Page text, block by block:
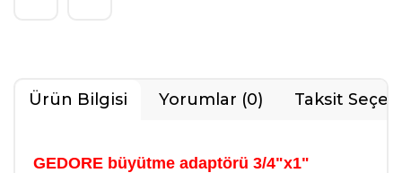
Ürün Bilgisi Yorumlar (0) Taksit
GEDORE büyütme adaptörü 3/4"x1"